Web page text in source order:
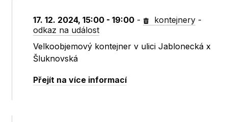
17. 12. 2024, 15:00 - 19:00 - kontejnery -
odkaz na událost
Velkoobjemový kontejner v ulici Jablonecká x
Šluknovská
Přejít na více informací